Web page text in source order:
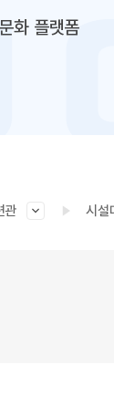
화 플랫폼
관 시설